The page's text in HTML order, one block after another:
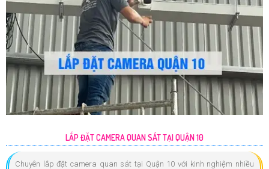
LẮP ĐẶT CAMERA QUAN SÁT TẠI QUẬN 10
Chuyên lắp đặt camera quan sát tại Quận 10 với kinh nghiệm nhiều